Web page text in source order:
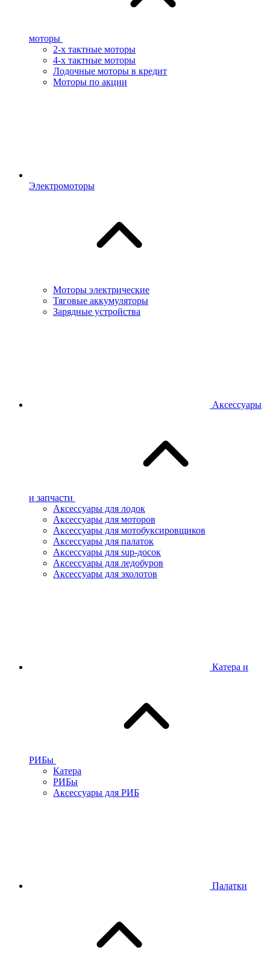
моторы
2-х тактные моторы
4-х тактные моторы
Лодочные моторы в кредит
Моторы по акции
Электромоторы
Моторы электрические
Тяговые аккумуляторы
Зарядные устройства
Аксессуары
и запчасти
Аксессуары для лодок
Аксессуары для моторов
Аксессуары для мотобуксировщиков
Аксессуары для палаток
Аксессуары для sup-досок
Аксессуары для ледобуров
Аксессуары для эхолотов
Катера и
РИБы
Катера
РИБы
Аксессуары для РИБ
Палатки